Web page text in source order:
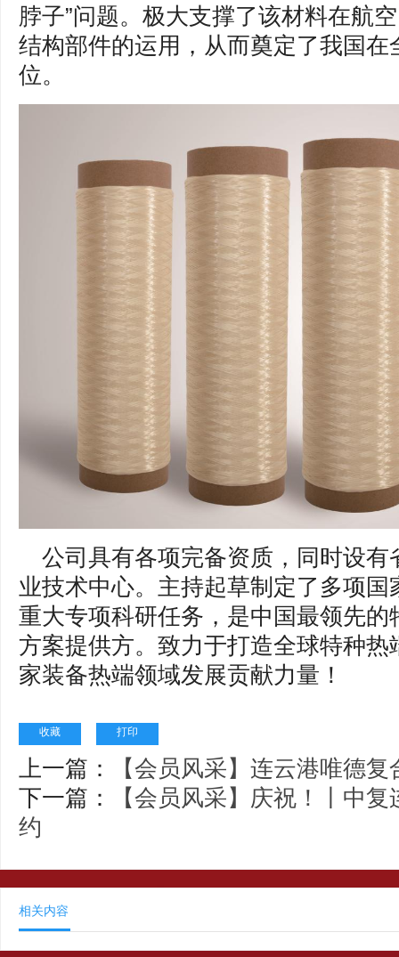
脖子”问题。极大支撑了该材料在航
结构部件的运用，从而奠定了我国
位。
公司具有各项完备资质，同时设
业技术中心。主持起草制定了多项
重大专项科研任务，是中国最领先
方案提供方。致力于打造全球特种
家装备热端领域发展贡献力量！
收藏 打印
上一篇：
【会员风采】连云港唯德
下一篇：
【会员风采】庆祝！丨中
约
相关内容